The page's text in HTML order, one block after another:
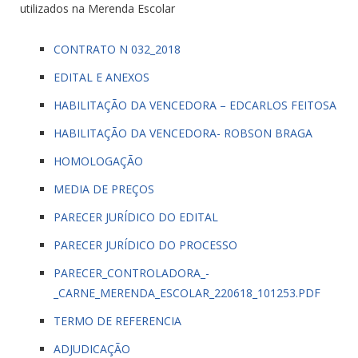
utilizados na Merenda Escolar
CONTRATO N 032_2018
EDITAL E ANEXOS
HABILITAÇÃO DA VENCEDORA – EDCARLOS FEITOSA
HABILITAÇÃO DA VENCEDORA- ROBSON BRAGA
HOMOLOGAÇÃO
MEDIA DE PREÇOS
PARECER JURÍDICO DO EDITAL
PARECER JURÍDICO DO PROCESSO
PARECER_CONTROLADORA_-
_CARNE_MERENDA_ESCOLAR_220618_101253.PDF
TERMO DE REFERENCIA
ADJUDICAÇÃO